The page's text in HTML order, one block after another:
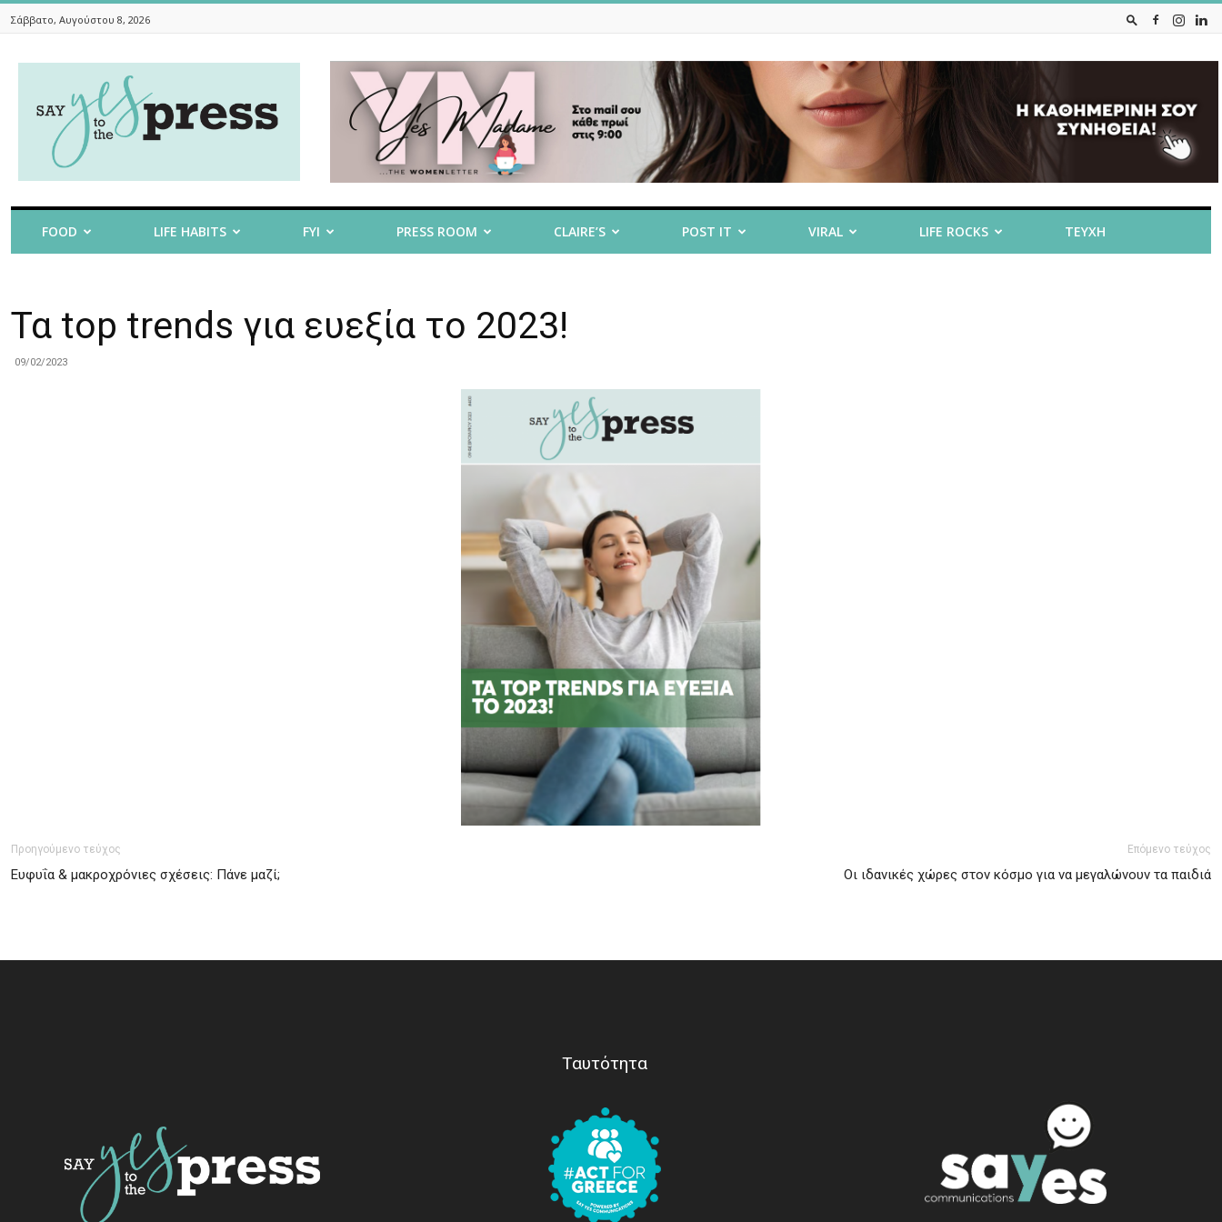
Σάββατο, Αυγούστου 8, 2026
To
The
FOOD LIFE HABITS FYI PRESS ROOM CLAIRE’S POST IT VIRAL LIFE ROCKS ΤΕΥΧΗ
Τα top trends για ευεξία το 2023!
09/02/2023
Προηγούμενο τεύχος
Ευφυΐα & μακροχρόνιες σχέσεις: Πάνε μαζί;
Επόμενο τεύχος
Οι ιδανικές χώρες στον κόσμο για να μεγαλώνουν τα παιδιά
Ταυτότητα